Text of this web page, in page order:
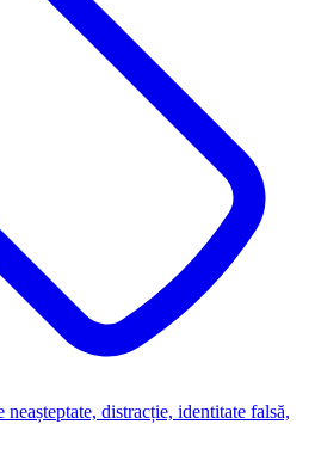
neașteptate, distracție, identitate falsă,